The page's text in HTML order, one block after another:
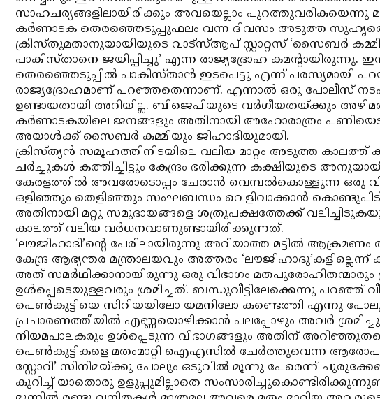
സാഹചര്യങ്ങളിലായിരിക്കും അവയെല്ലാം പുറത്തുവരികയെന്നു
കര്‍ണാടക തെരഞ്ഞെടുപ്പുഫലം വന്ന ദിവസം അടുത്ത
ക്രിസ്തുമതാനുയായിയുടെ വാട്‌സ്ആപ് സ്റ്റാറ്റസ് ‘സൈബര്‍
പാകിസ്താനെ ജയിപ്പിച്ചു’ എന്ന രാജ്യദ്രോഹ കമന്റായിരുന്നു.
തെരഞ്ഞെടുപ്പില്‍ പാകിസ്താന്‍ ഇടപെട്ടു എന്ന് പരസ്യമായി
രാജ്യദ്രോഹമാണ് പറഞ്ഞതെന്നാണ്. എന്നാല്‍ ഒരു പോലീസ്
ഉണ്ടായതായി അറിയില്ല. ബിജെപിയുടെ വര്‍ഗീയതയ്ക്കും
കര്‍ണാടകയിലെ ജനങ്ങളും അതിനായി അഹോരാത്രം
അയാള്‍ക്ക് സൈബര്‍ കമ്മിയും ജിഹാദിയുമായി.
ക്രിസ്ത്യന്‍ സമൂഹത്തിനിടയിലെ വലിയ മാറ്റം അടുത്ത
ചര്‍ച്ചുകള്‍ കത്തിച്ചിട്ടും കേന്ദ്രം ഭരിക്കുന്ന കക്ഷിയുടെ
കേരളത്തില്‍ അവരോടൊപ്പം ചേരാന്‍ വെമ്പല്‍കൊള്ളുന്ന ഒരു
ഒളിഞ്ഞും തെളിഞ്ഞും സംഘബന്ധം വെളിവാക്കാന്‍
അതിനായി മറ്റു സമുദായങ്ങളെ ശത്രുപക്ഷത്തേക്ക്
കാലത്ത് വലിയ വര്‍ധനവാണുണ്ടായിരിക്കുന്നത്.
‘ലൗജിഹാദി’ന്റെ പേരിലായിരുന്നു അറിയാത്ത മട്ടില്‍
കേന്ദ്ര ആഭ്യന്തര മന്ത്രാലയവും അത്തരം
അത് സമര്‍ഥിക്കാനായിരുന്നു ഒരു വിഭാഗം മതപുരോഹിതന്മാരും
ഉള്‍പ്പെടെയുള്ളവരും ശ്രമിച്ചത്. ബന്ധുവീട്ടിലേക്കെന്നു പറഞ്ഞ്
പെണ്‍കുട്ടിയെ സിറിയയിലോ യമനിലോ കണ്ടെത്തി എന്നു പോലും
പ്രചാരണത്തീയില്‍ എണ്ണയൊഴിക്കാന്‍ പലപ്പോഴും അവര്‍
നിയമപാലകരും ഉള്‍പ്പെടുന്ന വിഭാഗങ്ങളും അതിന്
പെണ്‍കുട്ടികളെ മതംമാറ്റി ഐഎസില്‍ ചേര്‍ത്തുവെന്ന
സ്റ്റോറി’ സിനിമയ്ക്കു പോലും ഒടുവില്‍ മൂന്നു പേരെന്ന്
കുറിച്ച് യാതൊരു ഉളുപ്പുമില്ലാതെ